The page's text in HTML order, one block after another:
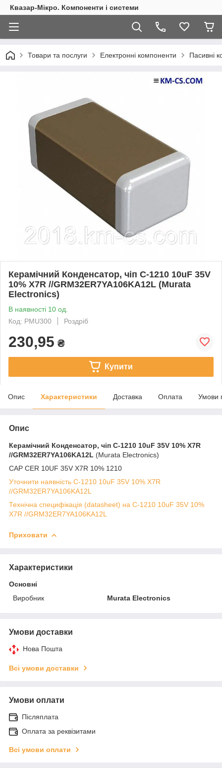
Квазар-Мікро. Компоненти і системи
Товари та послуги Електронні компоненти Пасивні
Керамічний Конденсатор, чіп C-1210 10uF 35V
10% X7R //GRM32ER7YA106KA12L (Murata
Electronics)
В наявності 10 од.
Код: PMU300
Роздріб
230,95 ₴
Купити
Опис Характеристики Доставка Оплата Умови
Опис
Керамічний Конденсатор, чіп C-1210 10uF 35V 10% X7R
//GRM32ER7YA106KA12L (Murata Electronics)
CAP CER 10UF 35V X7R 10% 1210
Уточнити наявність C-1210 10uF 35V 10% X7R
//GRM32ER7YA106KA12L
Технічна специфікація (datasheet) на C-1210 10uF 35V 10%
X7R //GRM32ER7YA106KA12L
Приховати
Характеристики
Основні
Виробник
Murata Electronics
Умови доставки
Нова Пошта
Всі умови доставки
Умови оплати
Післяплата
Оплата за реквізитами
Всі умови оплати